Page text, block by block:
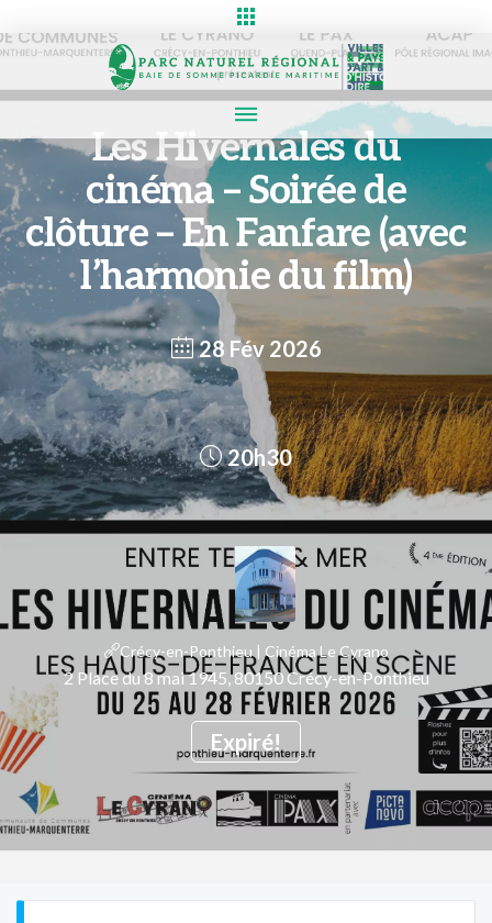
Les Hivernales du
cinéma – Soirée de
clôture – En Fanfare (avec
l’harmonie du film)
28 Fév 2026
Expiré!
20h30
Crécy-en-Ponthieu | Cinéma Le Cyrano
2 Place du 8 mai 1945, 80150 Crécy-en-Ponthieu